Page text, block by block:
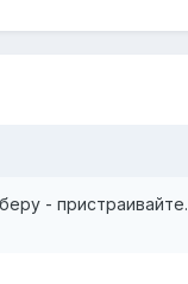
- пристраивайте.